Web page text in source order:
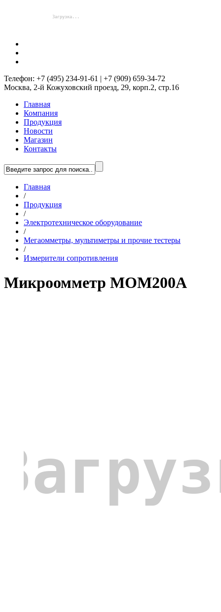
Телефон: +7 (495) 234-91-61 | +7 (909) 659-34-72
Москва, 2-й Кожуховский проезд, 29, корп.2, стр.16
Главная
Компания
Продукция
Новости
Магазин
Контакты
Главная
/
Продукция
/
Электротехническое оборудование
/
Мегаомметры, мультиметры и прочие тестеры
/
Измерители сопротивления
Микроомметр MOM200A